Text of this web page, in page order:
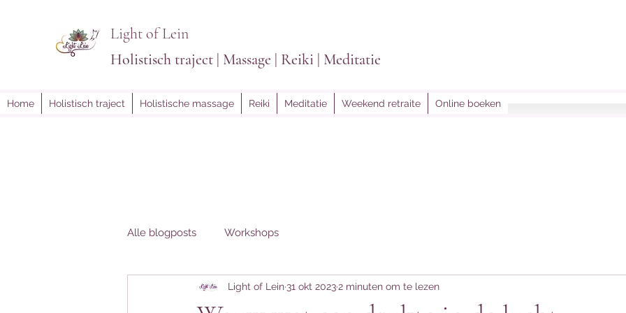
Light of Lein
Holistisch traject | Massage | Reiki | Meditatie
Home Holistisch traject Holistische massage Reiki Meditatie Weekend retraite Online boeken
Alle blogposts Workshops
Light of Lein 31 okt 20232 minuten om te lezen